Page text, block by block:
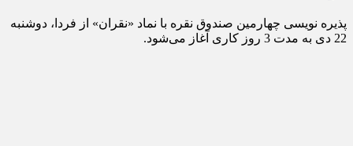
پذیره‌ نویسی چهارمین صندوق نقره با نماد «نقران» از فردا، دوشنبه
22 دی به مدت 3 روز کاری آغاز می‌شود.